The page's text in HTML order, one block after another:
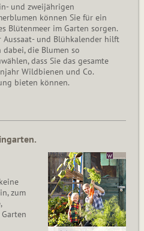
und zweijährigen
können Sie für ein
Blütenmeer im Garten sorgen.
Aussaat- und Blühkalender hilft
dabei, die Blumen so
dass Sie das gesamte
Wildbienen und Co.
bieten können.
zum